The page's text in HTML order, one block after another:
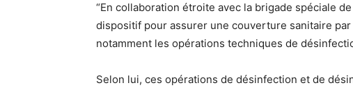
“En collaboration étroite avec la brigade spéciale
dispositif pour assurer une couverture sanitaire
notamment les opérations techniques de
Selon lui, ces opérations de désinfection et de